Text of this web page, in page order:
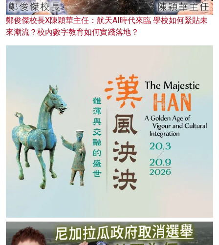
鄭俊傑校長X陳穎華主任：航天AI時代來臨 學校如何緊貼未
來潮流？校內數字教育如何實踐落地？